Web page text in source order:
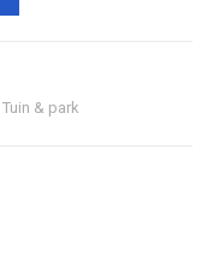
Tuin & park